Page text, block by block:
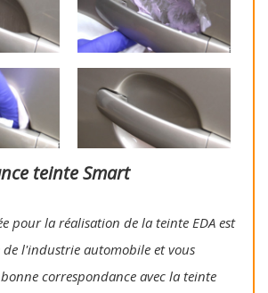
teinte Smart
pour la réalisation de la teinte EDA est
de l'industrie automobile et vous
correspondance avec la teinte